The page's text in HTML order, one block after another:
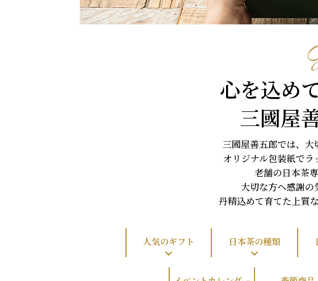
心を込め
三國屋
三國屋善五郎では、大
オリジナル包装紙でラ
老舗の日本茶
大切な方へ感謝の
丹精込めて育てた上質な
人気のギフト 日本茶の種類